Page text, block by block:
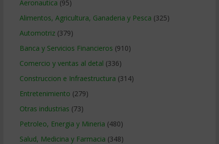
Aeronautica (95)
Alimentos, Agricultura, Ganaderia y Pesca (325)
Automotriz(379)
Banca y Servicios Financieros (910)
Comercio y ventas al detal (336)
Construccion e Infraestructura (314)
Entretenimiento (279)
Otras industrias (73)
Petroleo, Energia y Mineria (480)
Salud, Medicina y Farmacia (348)